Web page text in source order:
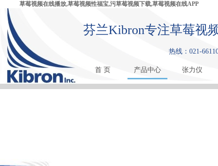
草莓视频在线播放,草莓视频性福宝,污草莓视频下载,草莓视频在线APP
芬兰Kibron专注草莓视
热线：021-
首 页 产品中心 张力仪